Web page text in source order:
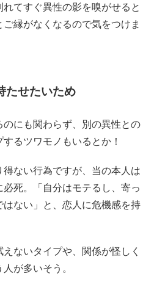
てすぐ異性の影を嗅がせると
縁がなくなるので気をつけま
たせたいため
にも関わらず、別の異性との
るツワモノもいるとか！
ない行為ですが、当の本人は
死。「自分はモテるし、寄っ
ない」と、恋人に危機感を持
ないタイプや、関係が怪しく
が多いそう。